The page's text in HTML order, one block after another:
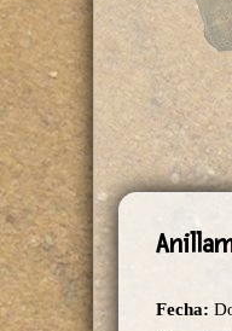
Fecha: